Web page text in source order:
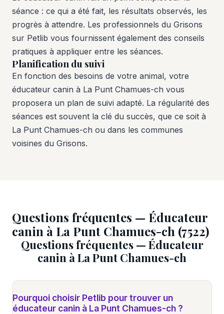
séance : ce qui a été fait, les résultats observés, les
progrès à attendre. Les professionnels du Grisons
sur Petlib vous fournissent également des conseils
pratiques à appliquer entre les séances.
Planification du suivi
En fonction des besoins de votre animal, votre
éducateur canin à La Punt Chamues-ch vous
proposera un plan de suivi adapté. La régularité des
séances est souvent la clé du succès, que ce soit à
La Punt Chamues-ch ou dans les communes
voisines du Grisons.
Questions fréquentes — Éducateur
canin à La Punt Chamues-ch (7522)
Questions fréquentes — Éducateur
canin à La Punt Chamues-ch
Pourquoi choisir Petlib pour trouver un
éducateur canin à La Punt Chamues-ch ?